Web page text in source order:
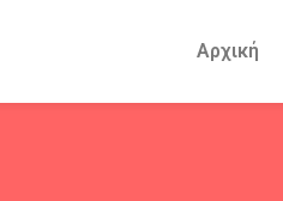
Αρχική